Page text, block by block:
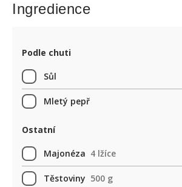
Ingredience
Podle chuti
Sůl
Mletý pepř
Ostatní
Majonéza 4 lžíce
Těstoviny 500 g